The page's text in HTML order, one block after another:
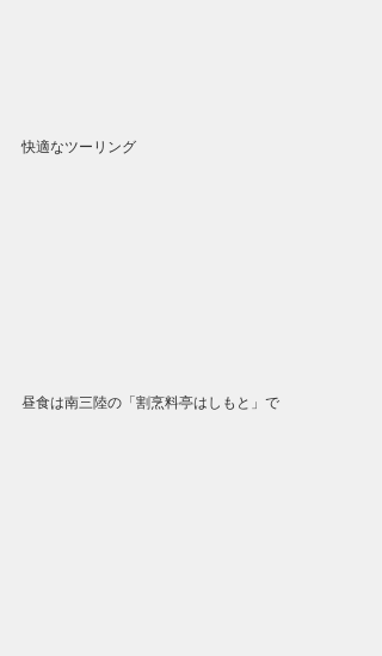
快適なツーリング
昼食は南三陸の「割烹料亭はしもと」で